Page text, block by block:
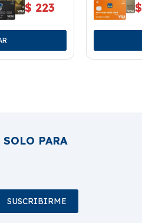
$ 223 $
PARA
SUSCRIBIRME